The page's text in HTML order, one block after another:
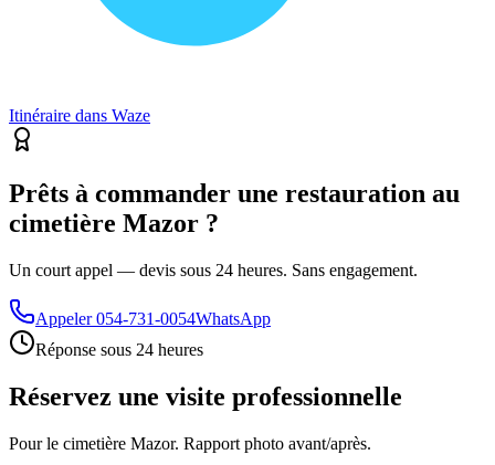
Itinéraire dans Waze
Prêts à commander une restauration au
cimetière Mazor ?
Un court appel — devis sous 24 heures. Sans engagement.
Appeler 054-731-0054WhatsApp
Réponse sous 24 heures
Réservez une visite professionnelle
Pour le cimetière Mazor. Rapport photo avant/après.